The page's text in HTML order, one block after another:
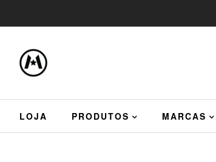
LOJA PRODUTOS MARCAS